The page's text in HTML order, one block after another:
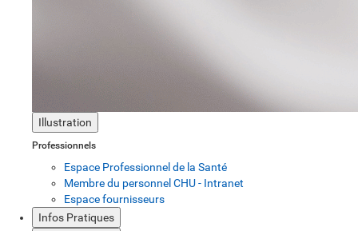
Illustration
Professionnels
Espace Professionnel de la Santé
Membre du personnel CHU - Intranet
Espace fournisseurs
Infos Pratiques